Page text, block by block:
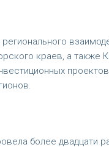
краев, а
более двадцати